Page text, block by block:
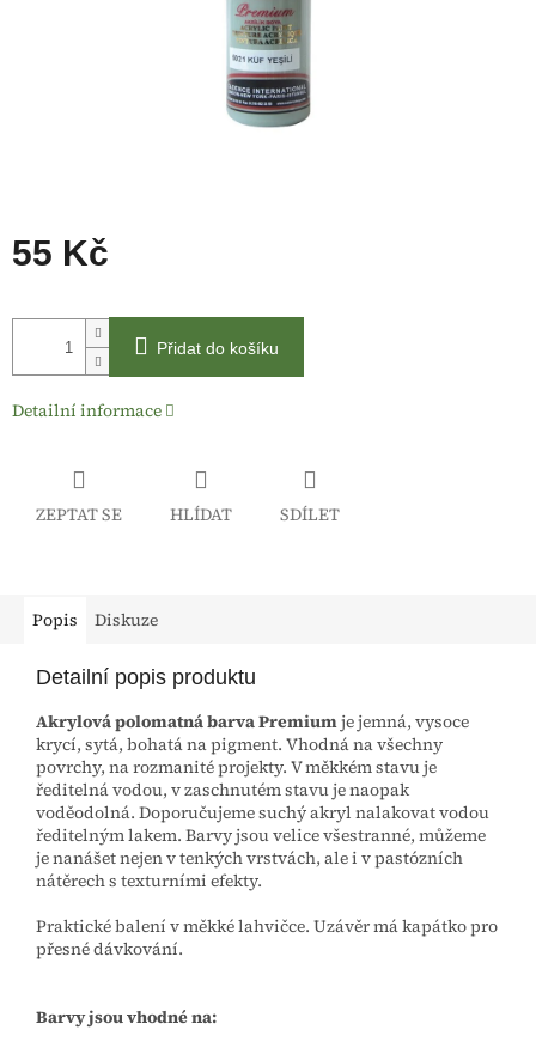
55 Kč
cena:
Přidat do košíku
Detailní informace
ZEPTAT SE HLÍDAT SDÍLET
Popis Diskuze
Detailní popis produktu
Akrylová polomatná barva Premiumje jemná, vysoce
krycí, sytá, bohatá na pigment. Vhodná na všechny
povrchy, na rozmanité projekty. V měkkém stavu je
ředitelná vodou, v zaschnutém stavu je naopak
voděodolná. Doporučujeme suchý akryl nalakovat vodou
ředitelným lakem. Barvy jsou velice všestranné, můžeme
je nanášet nejen v tenkých vrstvách, ale i v pastózních
nátěrech s texturními efekty.
Praktické balení v měkké lahvičce. Uzávěr má kapátko pro
přesné dávkování.
Barvy jsou vhodné na: